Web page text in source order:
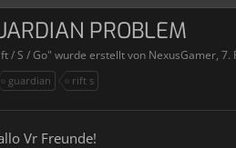
PROBLEM
/ S / Go" wurde erstellt von NexusGamer, 7.
guardian rift s
Vr Freunde!